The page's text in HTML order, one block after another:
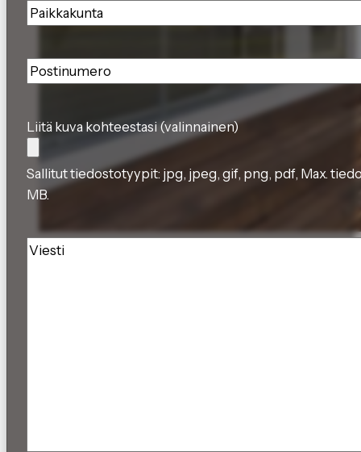
Paikkakunta*
Postinumero*
Liitä kuva kohteestasi (valinnainen)
Sallitut tiedostotyypit: jpg, jpeg, gif, png, pdf, Max.
MB.
Viesti